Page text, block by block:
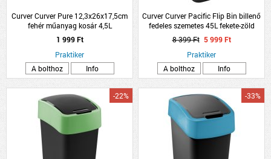
Curver Curver Pure 12,3x26x17,5cm
fehér műanyag kosár 4,5L
1 999 Ft
Praktiker
A bolthoz
Info
Curver Curver Pacific Flip Bin billenő
fedeles szemetes 45L fekete-zöld
8 399 Ft 5 999 Ft
Praktiker
A bolthoz
Info
-22% -33%